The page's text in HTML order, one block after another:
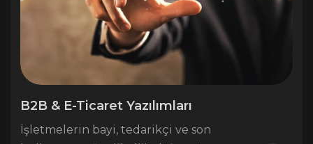
B2B & E-Ticaret Yazılımları
İşletmelerin bayi, tedarikçi ve son